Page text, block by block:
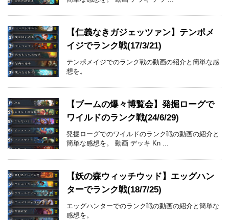
【仁義なきガジェッツァン】テンポメ
イジでランク戦(17/3/21)
テンポメイジでのランク戦の動画の紹介と簡単な感
想を。
【ブームの爆々博覧会】発掘ローグで
ワイルドのランク戦(24/6/29)
発掘ローグでのワイルドのランク戦の動画の紹介と
簡単な感想を。 動画 デッキ Kn ...
【妖の森ウィッチウッド】エッグハン
ターでランク戦(18/7/25)
エッグハンターでのランク戦の動画の紹介と簡単な
感想を。